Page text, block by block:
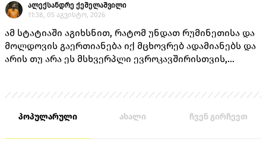
ალექსანდრე ქეშელაშვილი
11:38, 05 აგვისტო, 2026
ამ სტატიაში აგიხსნით, რატომ უნდათ რუმინეთისა და
მოლდოვის გაერთიანება იქ მცხოვრებ ადამიანებს და
არის თუ არა ეს მსხვერპლი ევროკავშირისთვის,
პოპულარული ახალი ჩვენ გირჩევთ